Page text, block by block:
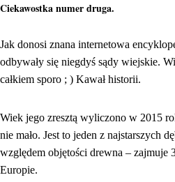
Ciekawostka numer druga.
Jak donosi znana internetowa
odbywały się niegdyś sądy wiejskie.
całkiem sporo ; ) Kawał historii.
Wiek jego zresztą wyliczono w 2015
nie mało. Jest to jeden z najstarszych
względem objętości drewna – zajmuje
Europie.